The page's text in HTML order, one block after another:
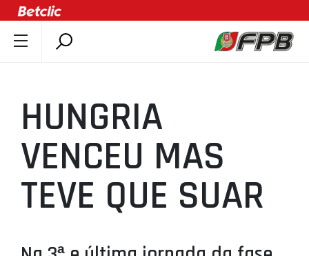
ÚLTIMAS
COMPETIÇÕES
ASSOCIAÇÕES
CLUBES
AGENTES
HUNGRIA
VENCEU MAS
TEVE QUE SUAR